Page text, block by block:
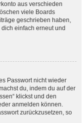
aus verschieden
viele Boards
geschrieben haben,
einfach erneut und
Passwort nicht wieder
du, indem du auf der
klickst und den
anmelden können.
zurückzusetzen, so